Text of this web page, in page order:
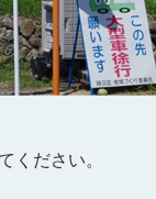
ください。